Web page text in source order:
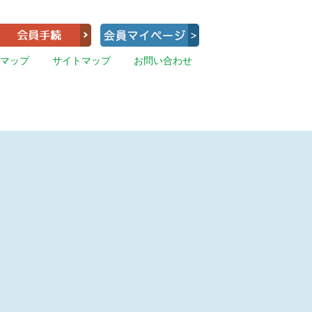
ップ サイトマップ お問い合わせ